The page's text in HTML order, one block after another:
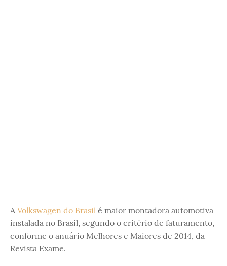
A Volkswagen do Brasil é maior montadora automotiva
instalada no Brasil, segundo o critério de faturamento,
conforme o anuário Melhores e Maiores de 2014, da
Revista Exame.